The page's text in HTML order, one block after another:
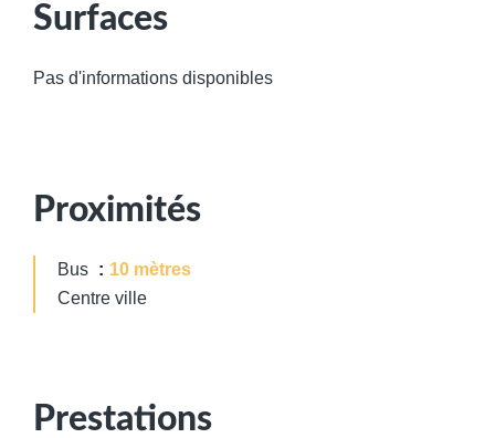
Surfaces
Pas d'informations disponibles
Proximités
Bus
10 mètres
Centre ville
Prestations